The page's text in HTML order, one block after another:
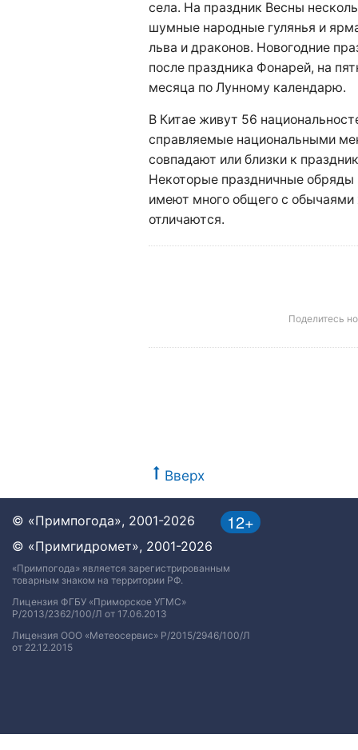
села. На праздник Весны
шумные народные гулянья и
льва и драконов. Новогодние
после праздника Фонарей, на
месяца по Лунному календарю.
В Китае живут 56
справляемые национальными
совпадают или близки к
Некоторые праздничные
имеют много общего с обычаями
отличаются.
Поделитесь
Вверх
12+
© «Примпогода», 2001-2026
© «Примгидромет», 2001-2026
«Примпогода» является зарегистрированным
товарным знаком на территории РФ.
Лицензия ФГБУ «Приморское УГМС»
Р/2013/2362/100/Л от 17.06.2013
Лицензия ООО «Метеосервис» Р/2015/2946/100/Л
от 22.12.2015